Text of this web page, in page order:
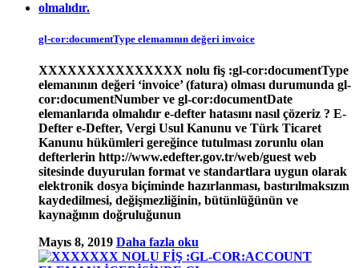
gl-cor:documentType elemanının değeri invoice
XXXXXXXXXXXXXXX nolu fiş :gl-cor:documentType
elemanının değeri ‘invoice’ (fatura) olması durumunda gl-
cor:documentNumber ve gl-cor:documentDate
elemanlarıda olmalıdır e-defter hatasını nasıl çözeriz ? E-
Defter e-Defter, Vergi Usul Kanunu ve Türk Ticaret
Kanunu hükümleri gereğince tutulması zorunlu olan
defterlerin http://www.edefter.gov.tr/web/guest web
sitesinde duyurulan format ve standartlara uygun olarak
elektronik dosya biçiminde hazırlanması, bastırılmaksızın
kaydedilmesi, değişmezliğinin, bütünlüğünün ve
kaynağının doğruluğunun
Mayıs 8, 2019 Daha fazla oku